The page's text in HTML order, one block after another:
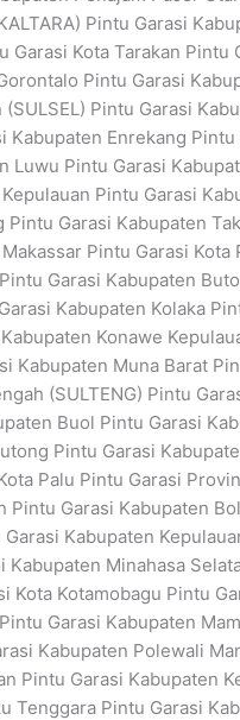
Pintu Garasi
Kota Tarakan Pintu
Pintu Garasi
Pintu Garasi
Enrekang
Luwu Pintu Garasi
Pintu Garasi
Garasi Kabupaten
Pintu Garasi Kota
Garasi Kabupaten
Kabupaten Kolaka
Konawe
Kabupaten Muna Barat
(SULTENG) Pintu
Buol Pintu Garasi
Pintu Garasi
Palu Pintu Garasi
Pintu Garasi Kabupaten
Kabupaten
Minahasa
Kotamobagu Pintu
Garasi Kabupaten
Kabupaten Polewali
Pintu Garasi Kabupaten
Tenggara Pintu Garasi